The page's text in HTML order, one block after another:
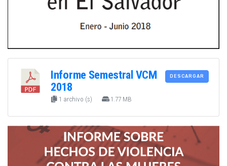
Informe Semestral VCM
2018
1 archivo (s) 1.77 MB
DESCARGAR